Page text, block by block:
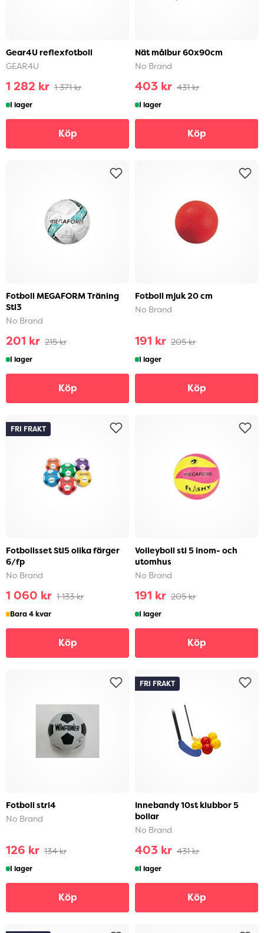
Gear4U reflexfotboll
GEAR4U
1 282 kr 1 371 kr
I lager
Köp
Nät målbur 60x90cm
No Brand
403 kr 431 kr
I lager
Köp
Fotboll MEGAFORM Träning
Stl3
No Brand
201 kr 215 kr
I lager
Köp
Fotboll mjuk 20 cm
No Brand
191 kr 205 kr
I lager
Köp
Fotbollsset Stl5 olika färger
6/fp
No Brand
1 060 kr 1 133 kr
FRI FRAKT
Bara 4 kvar
Köp
Volleyboll stl 5 inom- och
utomhus
No Brand
191 kr 205 kr
I lager
Köp
Fotboll strl4
No Brand
126 kr 134 kr
I lager
Köp
Innebandy 10st klubbor 5
bollar
No Brand
403 kr 431 kr
FRI FRAKT
I lager
Köp